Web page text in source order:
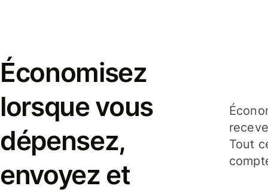
Économisez
lorsque vous
dépensez,
envoyez et
Tout